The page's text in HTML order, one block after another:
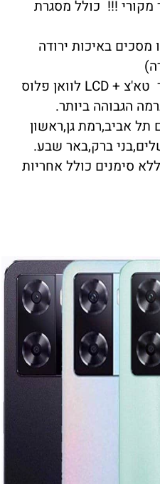
!!! כולל מסגרת
באיכות ירודה
* מסך מקורי : איכות של מסך טא'צ + LCD לוואן פלוס
אביב,רמת גן,ראשון
ברק,באר שבע.
סימנים כולל אחריות